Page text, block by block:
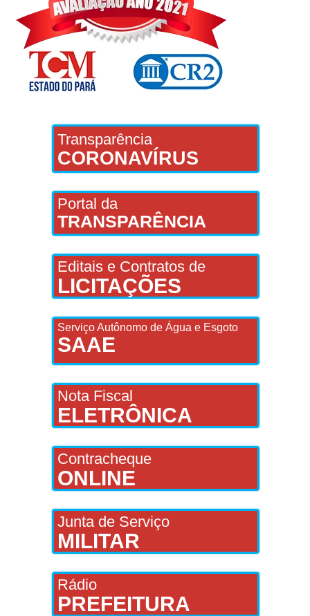
Transparência
CORONAVÍRUS
Portal da
TRANSPARÊNCIA
Editais e Contratos de
LICITAÇÕES
Serviço Autônomo de Água e Esgoto
SAAE
Nota Fiscal
ELETRÔNICA
Contracheque
ONLINE
Junta de Serviço
MILITAR
Rádio
PREFEITURA